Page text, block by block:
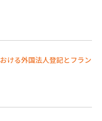
ける外国法人登記とフラン